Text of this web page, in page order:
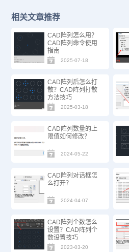
相关文章推荐
CAD阵列怎么用？
CAD阵列命令使用
指南
2025-07-18
CAD阵列后怎么打
散？CAD阵列打散
方法技巧
2025-03-18
CAD阵列数量的上
限值如何修改？
2024-05-22
CAD阵列对话框怎
么打开？
2024-04-07
CAD阵列个数怎么
设置？CAD阵列个
数设置技巧
2023-03-20